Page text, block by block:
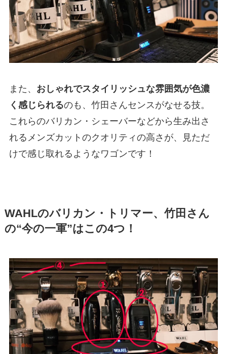
また、 おしゃれでスタイリッシュな雰囲気が色濃
く感じられるのも、竹田さんセンスがなせる技。
これらのバリカン・シェーバーなどから生み出さ
れるメンズカットのクオリティの高さが、見ただ
けで感じ取れるようなワゴンです！
WAHLのバリカン・トリマー、竹田さん
の“今の一軍”はこの4つ！